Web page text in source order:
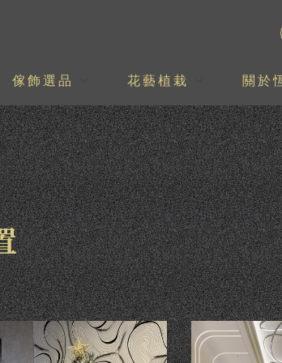
傢飾選品 花藝植栽 關於